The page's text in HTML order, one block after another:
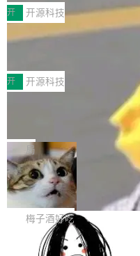
MPComm将作为一种传输引
ENT，实现零拷贝传输性能提
传输性能最高提升5倍。UCL-
于自研UCL-Engine通信引擎
持续开源更多基于UCL-
件。 腾讯网平团队在UCL-
个独立于业务线程的全局通
型案例入选名单》，深信服“
开源 AI 编程平台 CoStrict 应
创新与落地成效成功入选。
助力企业AI研发安全落地 当
经开始引入 AI Coding 工具
型或企业内部部署模型提升
Coding 从个人辅助工具逐步
级应用，企业在规模化落地
可控性和代码质量提出了更
安全与合规要求。对于大多
有云模型能够满足快速试用
但对于金融、能源、医疗等
开 开源科技
深信服AI算力网关入选工信
前不久，工业和信息化部正
智能应用典型案例名单》，
各领域的应用成果，覆盖技
产品应用、支撑保障、专题
AI算力网关（AI创新平台）
各业的Agent走向规模化建
渐丰富，用户关注的重点也
让AI用起来，还要进一步看
Token花在哪里、算力是否被
续增长的AI成本该如何优化
正是围绕这些实际问题，从
理两个方面，让用户的每一
开 开源科技
Jeff Dean 离开 Google：
束，一个实验室的开始
Google 员工编号 20。
Bigtable 作者之一。
Gemini 的架构师。Google
ean 在 Google 工作了 27 年
不是一个人走。一同离开的
wat（Google 员工编号 23
年的编程搭档，
作者）、Quoc Le（Google
局
🔥 SolonCode v2026.8.4
字体可调、22 种语言、记
打开终端就能上岗的全中文
把「看得清、用母语、记得
齐。 SolonCode 是什么
耳科技研发的企业级终端编
梅子酒好吃
让“代码语义理解”深度释